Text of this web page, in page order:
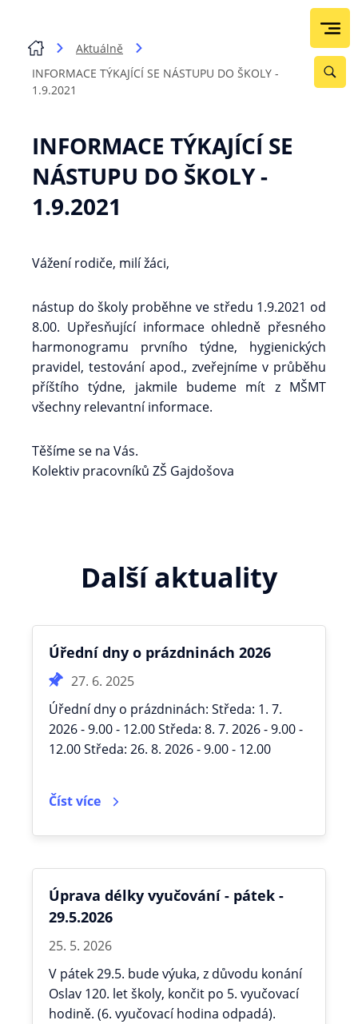
Aktuálně
INFORMACE TÝKAJÍCÍ SE NÁSTUPU DO ŠKOLY -
1.9.2021
INFORMACE TÝKAJÍCÍ SE
NÁSTUPU DO ŠKOLY -
1.9.2021
Vážení rodiče, milí žáci,
nástup do školy proběhne ve středu 1.9.2021 od
8.00. Upřesňující informace ohledně přesného
harmonogramu prvního týdne, hygienických
pravidel, testování apod., zveřejníme v průběhu
příštího týdne, jakmile budeme mít z MŠMT
všechny relevantní informace.
Těšíme se na Vás.
Kolektiv pracovníků ZŠ Gajdošova
Další aktuality
Úřední dny o prázdninách 2026
27. 6. 2025
Úřední dny o prázdninách: Středa: 1. 7.
2026 - 9.00 - 12.00 Středa: 8. 7. 2026 - 9.00 -
12.00 Středa: 26. 8. 2026 - 9.00 - 12.00
Číst více
Úprava délky vyučování - pátek -
29.5.2026
25. 5. 2026
V pátek 29.5. bude výuka, z důvodu konání
Oslav 120. let školy, končit po 5. vyučovací
hodině. (6. vyučovací hodina odpadá).